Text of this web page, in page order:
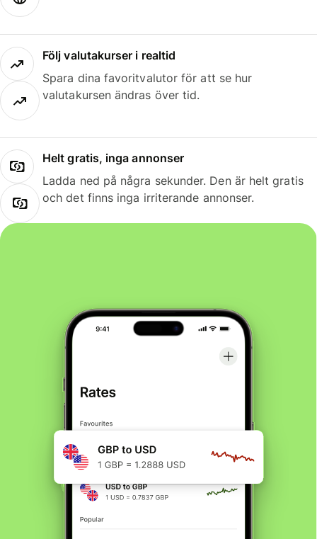
Följ valutakurser i realtid
Spara dina favoritvalutor för att se hur
valutakursen ändras över tid.
Helt gratis, inga annonser
Ladda ned på några sekunder. Den är helt gratis
och det finns inga irriterande annonser.